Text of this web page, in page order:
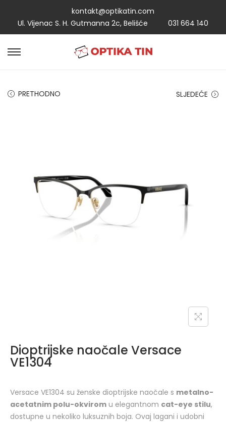
kontakt@optikatin.com
Ul. Vijenac S. H. Gutmanna 2c, Belišće
031 664 140
PRETHODNO SLJEDEĆE
Dioptrijske naočale Versace
VE1304
Versace VE1304 su ženske dioptrijske naočale s metalno-
acetatnim polu-okvirom u elegantnom cat-eye stilu,
dostupne u nekoliko luksuznih boja. Ovaj lagani i udobni